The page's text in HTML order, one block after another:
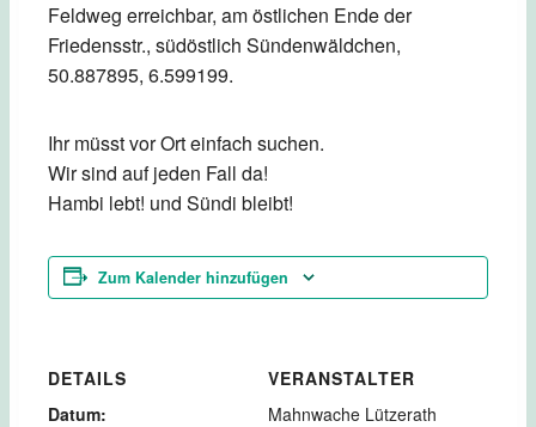
Feldweg erreichbar, am östlichen Ende der
Friedensstr., südöstlich Sündenwäldchen,
50.887895, 6.599199.
Ihr müsst vor Ort einfach suchen.
Wir sind auf jeden Fall da!
Hambi lebt! und Sündi bleibt!
Zum Kalender hinzufügen
DETAILS
Datum:
VERANSTALTER
Mahnwache Lützerath